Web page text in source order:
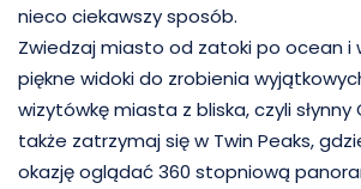
nieco ciekawszy sposób.
Zwiedzaj miasto od zatoki po ocean i
piękne widoki do zrobienia
wizytówkę miasta z bliska, czyli
także zatrzymaj się w Twin Peaks,
okazję oglądać 360 stopniową